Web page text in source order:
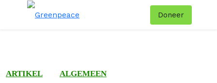
Doneer
ARTIKEL ALGEMEEN